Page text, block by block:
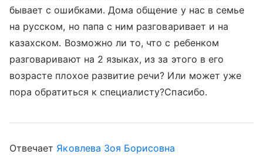
бывает с ошибками. Дома общение у нас в семье
на русском, но папа с ним разговаривает и на
казахском. Возможно ли то, что с ребенком
разговаривают на 2 языках, из за этого в его
возрасте плохое развитие речи? Или может уже
пора обратиться к специалисту?Спасибо.
Отвечает Яковлева Зоя Борисовна